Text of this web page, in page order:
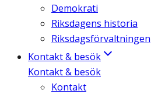
Demokrati
Riksdagens historia
Riksdagsförvaltningen
Kontakt & besök
Kontakt & besök
Kontakt